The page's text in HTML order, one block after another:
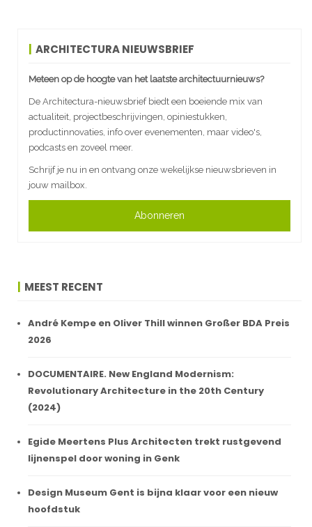
ARCHITECTURA NIEUWSBRIEF
Meteen op de hoogte van het laatste architectuurnieuws?
De Architectura-nieuwsbrief biedt een boeiende mix van
actualiteit, projectbeschrijvingen, opiniestukken,
productinnovaties, info over evenementen, maar video's,
podcasts en zoveel meer.
Schrijf je nu in en ontvang onze wekelijkse nieuwsbrieven in
jouw mailbox.
Abonneren
MEEST RECENT
André Kempe en Oliver Thill winnen Großer BDA Preis
2026
DOCUMENTAIRE. New England Modernism:
Revolutionary Architecture in the 20th Century
(2024)
Egide Meertens Plus Architecten trekt rustgevend
lijnenspel door woning in Genk
Design Museum Gent is bijna klaar voor een nieuw
hoofdstuk